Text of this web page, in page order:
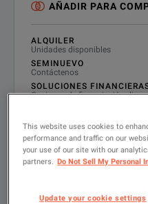
AÑADIR PARA
ALQUILER
Unidades disponibles
SEMINUEVO
Contáctenos
SOLUCIONES
Opciones de financiación
This website uses cookies to
performance and traffic on our
your use of our site with our
partners.
Do Not Sell My Personal
Update your cookie settings